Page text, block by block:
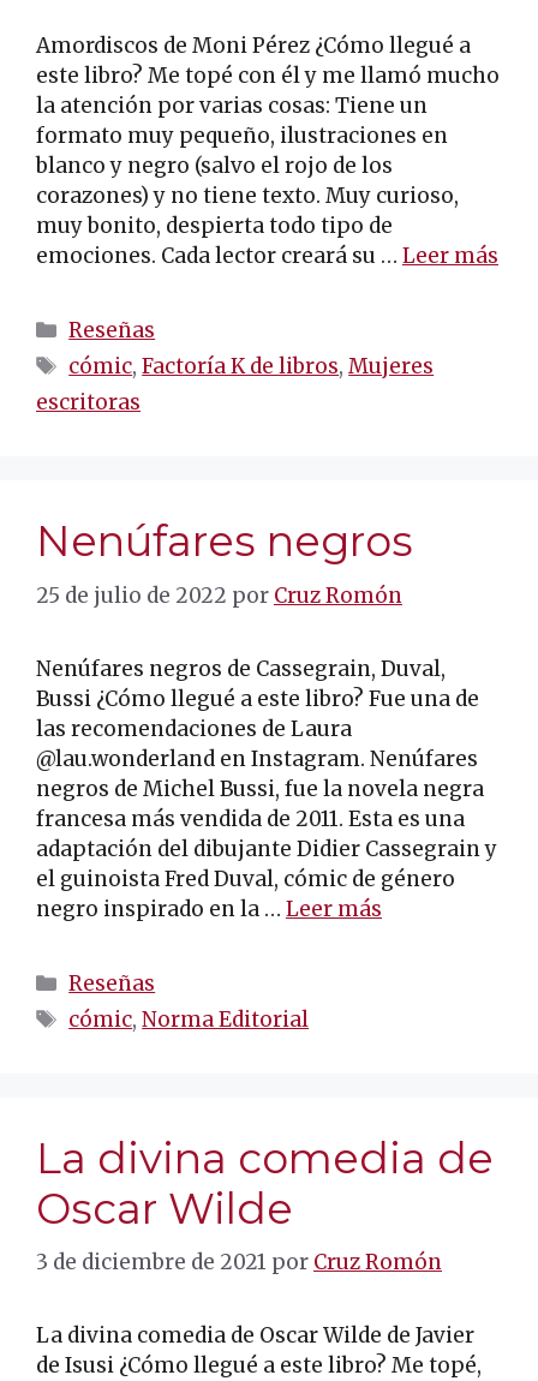
Amordiscos de Moni Pérez ¿Cómo llegué a
este libro? Me topé con él y me llamó mucho
la atención por varias cosas: Tiene un
formato muy pequeño, ilustraciones en
blanco y negro (salvo el rojo de los
corazones) y no tiene texto. Muy curioso,
muy bonito, despierta todo tipo de
emociones. Cada lector creará su … Leer más
Categorías
Reseñas
Etiquetas
cómic,Factoría K de libros,Mujeres
escritoras
Nenúfares negros
25 de julio de 2022 por Cruz Romón
Nenúfares negros de Cassegrain, Duval,
Bussi ¿Cómo llegué a este libro? Fue una de
las recomendaciones de Laura
@lau.wonderland en Instagram. Nenúfares
negros de Michel Bussi, fue la novela negra
francesa más vendida de 2011. Esta es una
adaptación del dibujante Didier Cassegrain y
el guinoista Fred Duval, cómic de género
negro inspirado en la … Leer más
Categorías
Reseñas
Etiquetas
cómic,Norma Editorial
La divina comedia de
Oscar Wilde
3 de diciembre de 2021 por Cruz Romón
La divina comedia de Oscar Wilde de Javier
de Isusi ¿Cómo llegué a este libro? Me topé,